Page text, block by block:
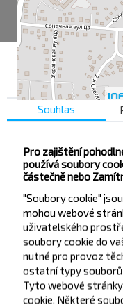
Semkovo
Seaside San.
Klub
Tyrkysová
Shkolnaya str.
Souhlas
Pro zajištění
používá soubory
částečně nebo
"Soubory cookie"
mohou webové
uživatelského
soubory cookie do
nutné pro provoz
ostatní typy souborů
Tyto webové
cookie. Některé